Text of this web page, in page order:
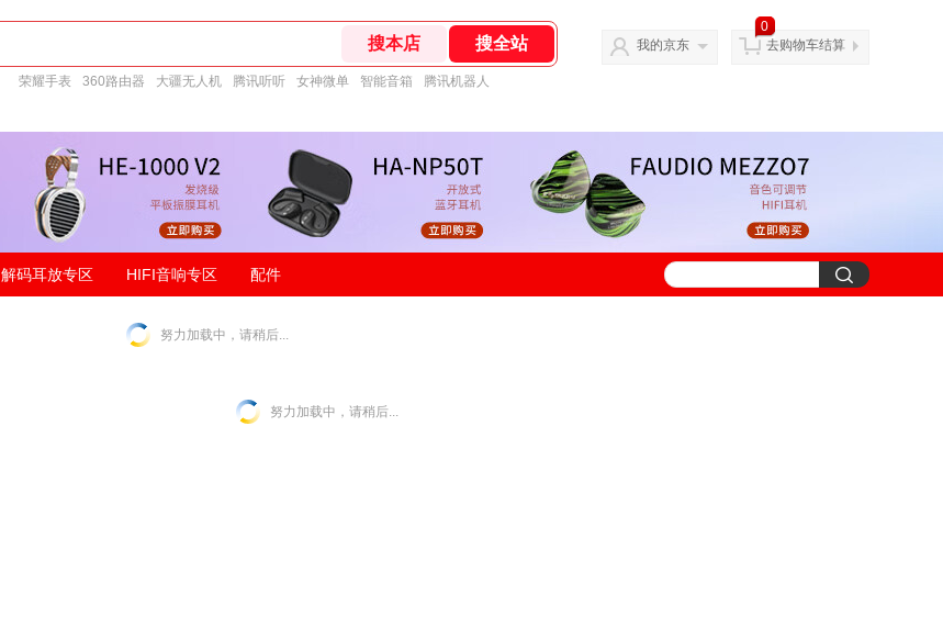
荣耀手表 360路由器 大疆无人机 腾讯听听 女神微单 智能音箱 腾讯机器人
我的京东
0
去购物车结算
解码耳放专区 HIFI音响专区 配件
努力加载中，请稍后...
努力加载中，请稍后...